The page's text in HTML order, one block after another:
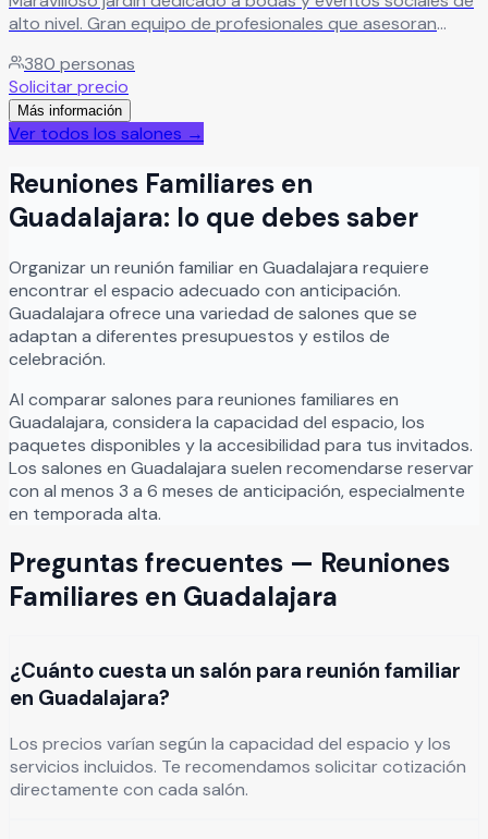
alto nivel. Gran equipo de profesionales que asesoran
Leer más
380 personas
Solicitar precio
Más información
Ver todos los salones →
Reuniones Familiares en
Guadalajara: lo que debes saber
Organizarun reunión familiaren Guadalajara requiere
encontrar el espacio adecuado con anticipación.
Guadalajara ofrece una variedad de salones que se
adaptan a diferentes presupuestos y estilos de
celebración.
Al comparar salones para reuniones familiares en
Guadalajara, considera la capacidad del espacio, los
paquetes disponibles y la accesibilidad para tus invitados.
Los salones en Guadalajara suelen recomendarse reservar
con al menos 3 a 6 meses de anticipación, especialmente
en temporada alta.
Preguntas frecuentes — Reuniones
Familiares en Guadalajara
¿Cuánto cuesta un salón para reunión familiar
en Guadalajara?
Los precios varían según la capacidad del espacio y los
servicios incluidos. Te recomendamos solicitar cotización
directamente con cada salón.